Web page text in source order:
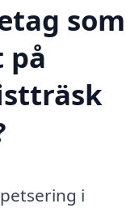
som
på
i